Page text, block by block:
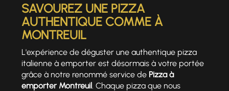
SAVOUREZ UNE PIZZA
AUTHENTIQUE COMME À
MONTREUIL
L'expérience de déguster une authentique pizza
italienne à emporter est désormais à votre portée
grâce à notre renommé service de Pizza à
emporter Montreuil. Chaque pizza que nous